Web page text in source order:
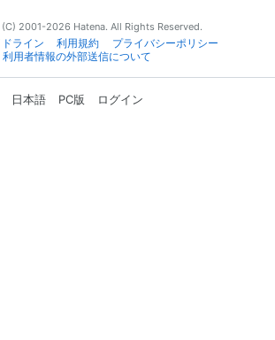
2001-2026 Hatena. All Rights Reserved.
ライン 利用規約
プライバシーポリシー
利用者情報の外部送信について
日本語 PC版 ログイン